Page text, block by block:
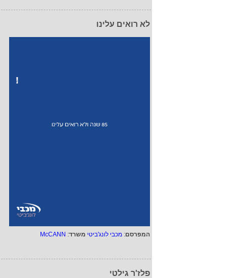
לא רואים עלינו
המפרסם: מכבי לונג'ביטי משרד:
McCANN
פלז'ר גילטי